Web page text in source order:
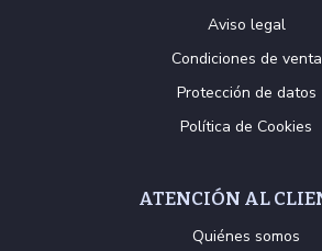
Aviso legal
Condiciones de venta
Protección de datos
Política de Cookies
ATENCIÓN AL
Quiénes somos